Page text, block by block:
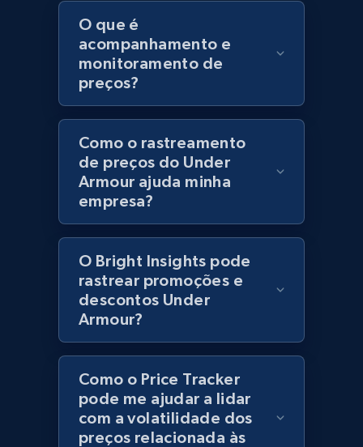
URL, Product id, Title, Product description,
Rating, Reviews count, Initial price, Discount,
Zara - Products
Category id, Product id, Product name, Price,
Currency, Colour code, Colour, Description, and
more.
1.2K+ 208+ Comece agora
Zara - Products - discovery by category url
Category id, Product id, Product name, Price,
Currency, Colour code, Colour, Description, and
O que é
acompanhamento e
monitoramento de
preços?
Como o rastreamento
de preços do Under
Armour ajuda minha
empresa?
O Bright Insights pode
rastrear promoções e
descontos Under
Armour?
Como o Price Tracker
pode me ajudar a lidar
com a volatilidade dos
preços relacionada às